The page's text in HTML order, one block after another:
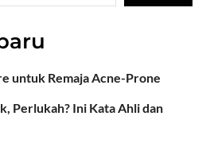
untuk Remaja Acne-Prone
Perlukah? Ini Kata Ahli dan